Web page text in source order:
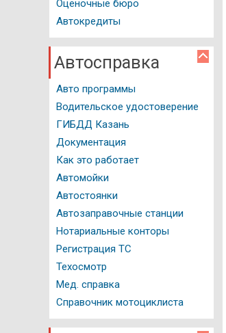
Оценочные бюро
Автокредиты
Автосправка
Авто программы
Водительское удостоверение
ГИБДД Казань
Документация
Как это работает
Автомойки
Автостоянки
Автозаправочные станции
Нотариальные конторы
Регистрация ТС
Техосмотр
Мед. справка
Справочник мотоциклиста